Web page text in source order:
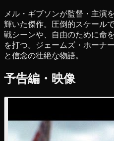
メル・ギブソンが監督・主演
輝いた傑作。圧倒的スケール
戦シーンや、自由のために命
を打つ。ジェームズ・ホーナ
と信念の壮絶な物語。
予告編・映像